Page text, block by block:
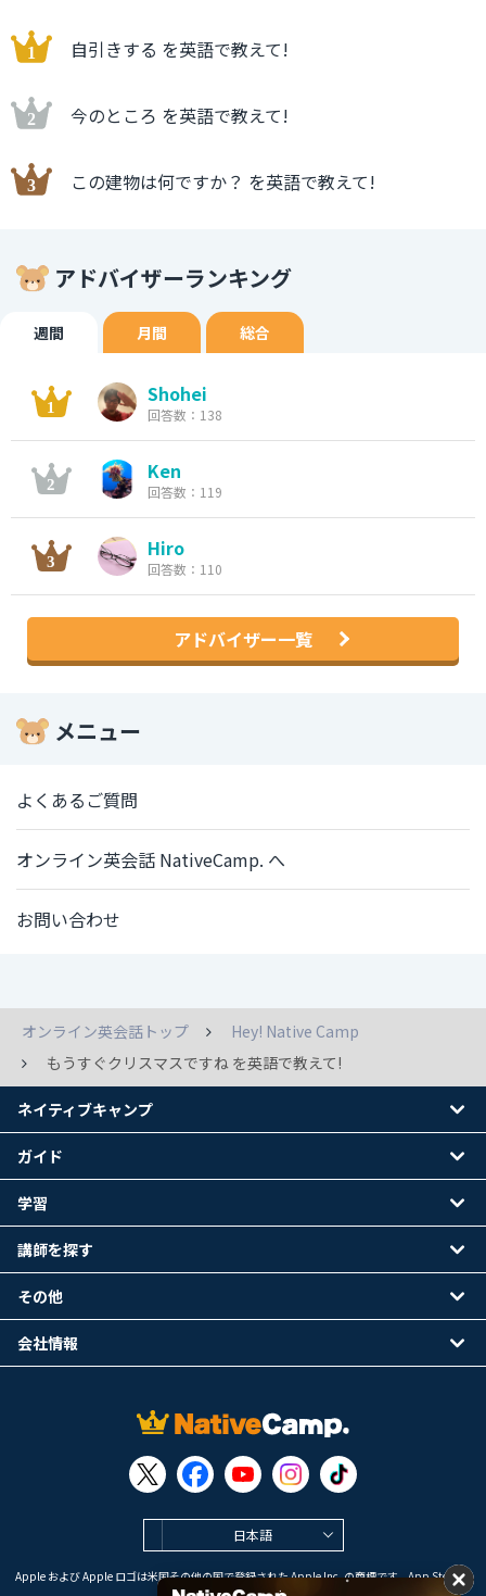
自引きする を英語で教えて!
今のところ を英語で教えて!
この建物は何ですか？ を英語で教えて!
アドバイザーランキング
週間 月間 総合
Shohei
回答数：138
Ken
回答数：119
Hiro
回答数：110
アドバイザー一覧
メニュー
よくあるご質問
オンライン英会話 NativeCamp. へ
お問い合わせ
オンライン英会話トップ
Hey! Native Camp
もうすぐクリスマスですね を英語で教えて!
日本語
Apple および Apple ロゴは米国その他の国で登録された Apple Inc. の商標です。App Store は
Apple Inc. のサービスマークです。
ネイティブキャンプ
ガイド
学習
講師を探す
その他
会社情報